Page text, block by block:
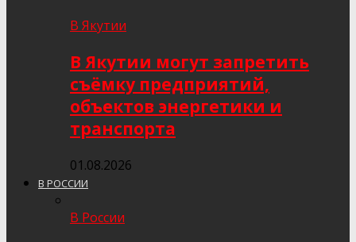
В Якутии
В Якутии могут запретить
съёмку предприятий,
объектов энергетики и
транспорта
01.08.2026
В РОССИИ
В России